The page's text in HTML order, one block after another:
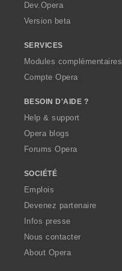
a
Dev.Opera
Version beta
SERVICES
Modules complémentaires
Compte Opera
BESOIN D'AIDE ?
Help & support
Opera blogs
Forums Opera
SOCIÉTÉ
Emplois
Devenez partenaire
Infos presse
Nous contacter
About Opera